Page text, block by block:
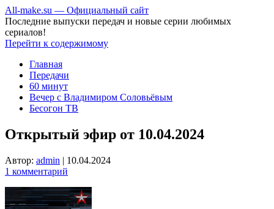
All-make.su — Официальный сайт
Последние выпуски передач и новые серии любимых
сериалов!
Перейти к содержимому
Главная
Передачи
60 минут
Вечер с Владимиром Соловьёвым
Бесогон ТВ
Открытый эфир от 10.04.2024
Автор: admin | 10.04.2024
1 комментарий